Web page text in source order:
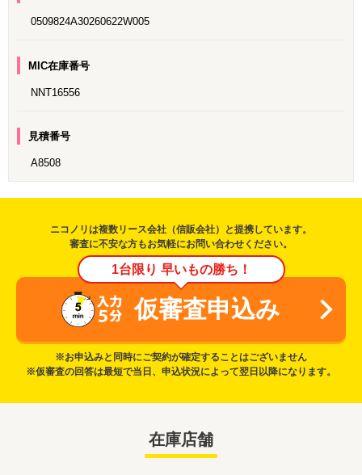
0509824A30260622W005
MIC在庫番号
NNT16556
見積番号
A8508
ニコノリは複数リース会社（信販会社）と提携しています。
審査に不安な方もお気軽にお問い合わせください。
1台限り 早いもの勝ち！
仮審査申込み
※お申込みと同時にご契約が確定することはございません
※仮審査の回答は最短で当日、申込状況によって翌日以降になります。
在庫店舗